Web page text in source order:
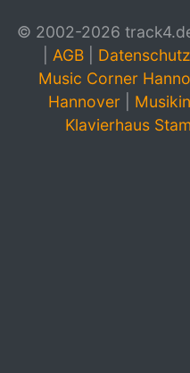
© 2002-2026
AGB Datenschutz
Music Corner
Hannover
Klavierhaus